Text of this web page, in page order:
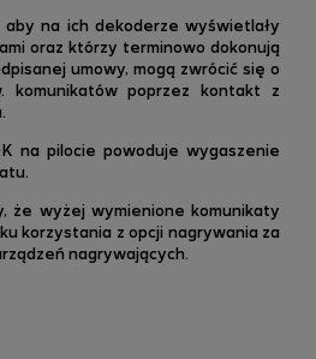
na ich dekoderze wyświetlały
oraz którzy terminowo dokonują
umowy, mogą zwrócić się o
komunikatów poprzez kontakt z
na pilocie powoduje wygaszenie
że wyżej wymienione komunikaty
korzystania z opcji nagrywania za
nagrywających.